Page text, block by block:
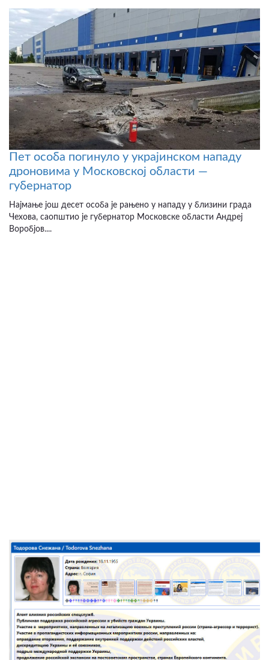
Пет особа погинуло у украјинском нападу
дроновима у Московској области —
губернатор
Најмање још десет особа је рањено у нападу у близини града
Чехова, саопштио је губернатор Московске области Андреј
Воробјов....